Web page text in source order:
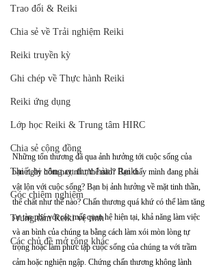
Trao đổi & Reiki
Chia sẻ về Trải nghiệm Reiki
Reiki truyền kỳ
Ghi chép về Thực hành Reiki
Reiki ứng dụng
Lớp học Reiki & Trung tâm HIRC
Chia sẻ cộng đồng
Thiết bị công cụ thực hành Reiki
Góc chiêm nghiệm
Trung tâm Reiki vệ tinh
Các chủ đề mở rộng khác
Những tổn thương đã qua ảnh hưởng tới cuộc sống của
bạn ngày hôm nay như thế nào? Bạn thấy mình đang phải
vật lộn với cuộc sống? Bạn bị ảnh hưởng về mặt tinh thần,
thể chất như thế nào? Chấn thương quá khứ có thể làm tăng
sự tàn phá với các mối quan hệ hiện tại, khả năng làm việc
và an bình của chúng ta bằng cách làm xói mòn lòng tự
trọng hoặc làm phức tạp cuộc sống của chúng ta với trầm
cảm hoặc nghiện ngập. Chứng chấn thương không lành